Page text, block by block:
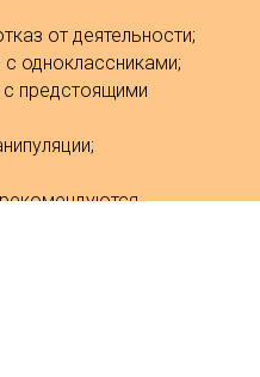
от деятельности;
одноклассниками;
с предстоящими